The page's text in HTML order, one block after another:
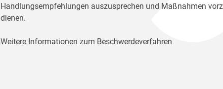
Handlungsempfehlungen auszusprechen und Maßnahmen
dienen.
Weitere Informationen zum Beschwerdeverfahren